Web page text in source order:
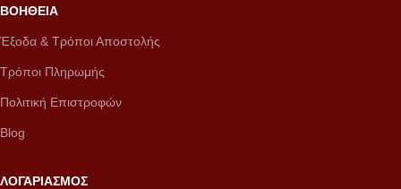
ΒΟΗΘΕΙΑ
Έξοδα & Τρόποι Αποστολής
Τρόποι Πληρωμής
Πολιτική Επιστροφών
Blog
ΛΟΓΑΡΙΑΣΜΟΣ